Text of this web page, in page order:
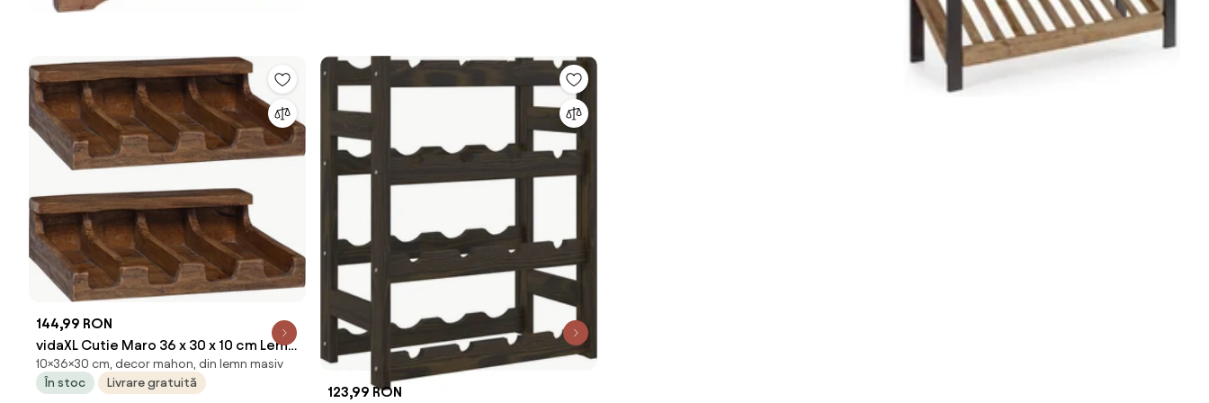
144,99 RON
vidaXL Cutie Maro 36 x 30 x 10 cm Lemn
masiv de mahon
10×36×30 cm, decor mahon, din lemn masiv
În stoc
Livrare gratuită
123,99 RON